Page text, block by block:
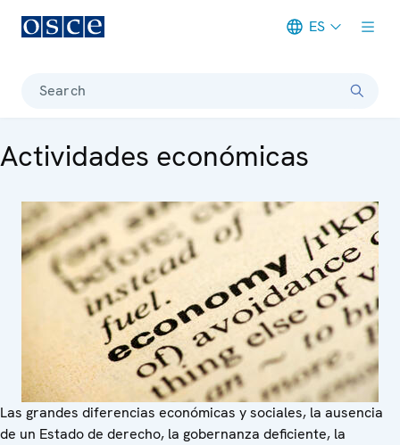
ES
Search
Actividades económicas
Las grandes diferencias económicas y sociales, la ausencia
de un Estado de derecho, la gobernanza deficiente, la